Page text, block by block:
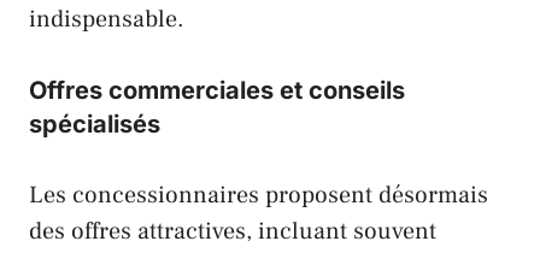
indispensable.
Offres commerciales et conseils
spécialisés
Les concessionnaires proposent désormais
des offres attractives, incluant souvent